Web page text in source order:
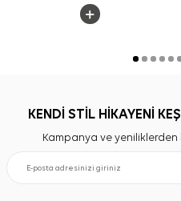
KENDİ STİL HİKAYENİ
Kampanya ve